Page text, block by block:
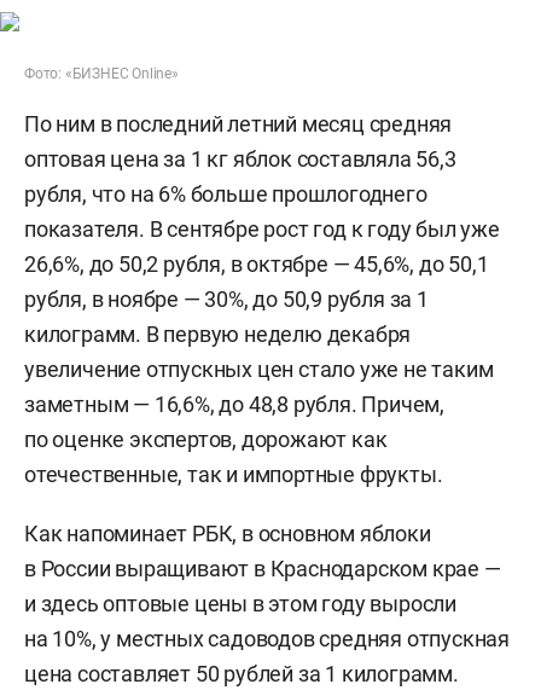
Фото: «БИЗНЕС Online»
По ним в последний летний месяц средняя
оптовая цена за 1 кг яблок составляла 56,3
рубля, что на 6% больше прошлогоднего
показателя. В сентябре рост год к году был уже
26,6%, до 50,2 рубля, в октябре — 45,6%, до 50,1
рубля, в ноябре — 30%, до 50,9 рубля за 1
килограмм. В первую неделю декабря
увеличение отпускных цен стало уже не таким
заметным — 16,6%, до 48,8 рубля. Причем,
по оценке экспертов, дорожают как
отечественные, так и импортные фрукты.
Как напоминает РБК, в основном яблоки
в России выращивают в Краснодарском крае —
и здесь оптовые цены в этом году выросли
на 10%, у местных садоводов средняя отпускная
цена составляет 50 рублей за 1 килограмм.